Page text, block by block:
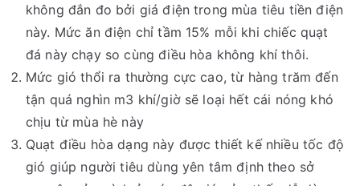
không đắn đo bởi giá điện trong mùa tiêu tiền điện
này. Mức ăn điện chỉ tầm 15% mỗi khi chiếc quạt
đá này chạy so cùng điều hòa không khí thôi.
Mức gió thổi ra thường cực cao, từ hàng trăm đến
tận quá nghìn m3 khí/giờ sẽ loại hết cái nóng khó
chịu từ mùa hè này
Quạt điều hòa dạng này được thiết kế nhiều tốc độ
gió giúp người tiêu dùng yên tâm định theo sở